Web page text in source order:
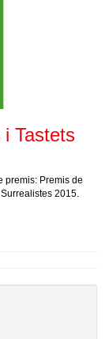
Tastets
premis: Premis de
2015.